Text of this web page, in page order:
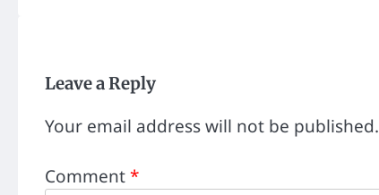
Leave a Reply
Your email address will not be published.
Comment*